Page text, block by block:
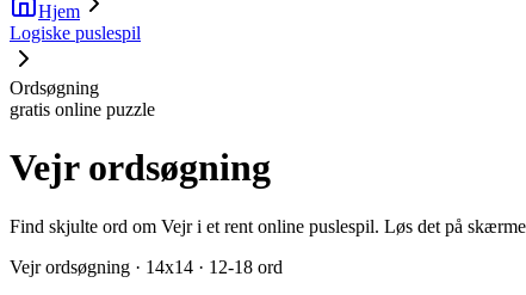
Hjem
Logiske puslespil
Ordsøgning
gratis online puzzle
Vejr ordsøgning
Find skjulte ord om Vejr i et rent online puslespil. Løs det på
Vejr ordsøgning · 14x14 · 12-18 ord